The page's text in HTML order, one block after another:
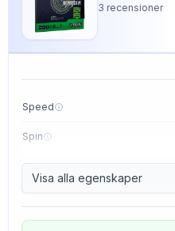
3 recensioner
Speed
Spin
Control
Tackiness
Visa alla egenskaper